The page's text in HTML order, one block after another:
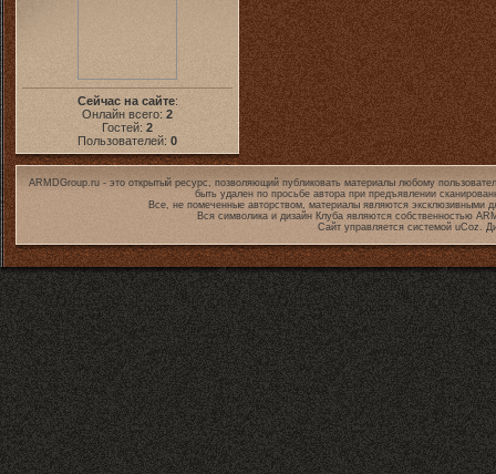
Сейчас на сайте:
Онлайн всего: 2
Гостей: 2
Пользователей: 0
ARMDGroup.ru - это открытый ресурс, позволяющий публиковать материалы любому
быть удален по просьбе автора при предъявлении
Все, не помеченные авторством, материалы являются эксклюзивными
Вся символика и дизайн Клуба являются собственностью
Сайт управляется системой uCoz.